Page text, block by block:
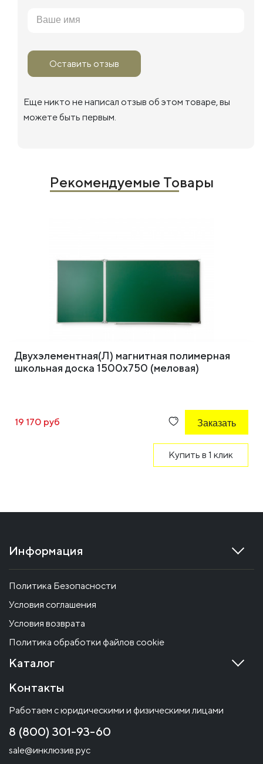
Оставить отзыв
Еще никто не написал отзыв об этом товаре, вы
можете быть первым.
Рекомендуемые Товары
Двухэлементная(Л) магнитная полимерная
школьная доска 1500х750 (меловая)
19 170 руб Заказать
Купить в 1 клик
Информация
Политика Безопасности
Условия соглашения
Условия возврата
Политика обработки файлов cookie
Каталог
Контакты
Работаем с юридическими и физическими лицами
8 (800) 301-93-60
sale@инклюзив.рус